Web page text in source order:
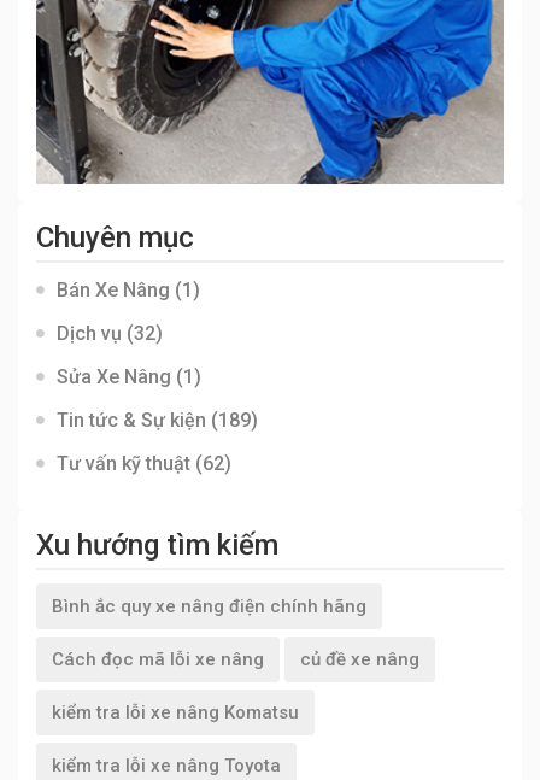
Chuyên mục
Bán Xe Nâng (1)
Dịch vụ (32)
Sửa Xe Nâng (1)
Tin tức & Sự kiện (189)
Tư vấn kỹ thuật (62)
Xu hướng tìm kiếm
Bình ắc quy xe nâng điện chính hãng
Cách đọc mã lỗi xe nâng củ đề xe nâng
kiểm tra lỗi xe nâng Komatsu
kiểm tra lỗi xe nâng Toyota